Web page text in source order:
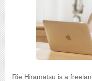
Rie Hiramatsu is a